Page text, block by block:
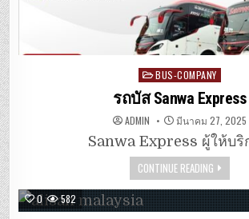
Posted
in
BUS-COMPANY
รถบัส Sanwa Express
ADMIN มีนาคม 27, 2025
Sanwa Express ผู้ให้บริ
CONTINUE READING
0 582